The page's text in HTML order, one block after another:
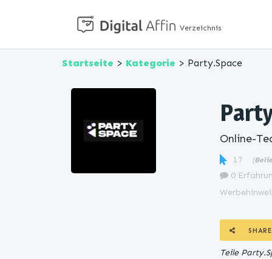
Verzeichnis
Startseite > Kategorie > Party.Space
Online-
17 (
0
Teile